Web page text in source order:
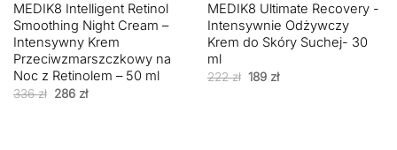
MEDIK8 Intelligent Retinol
Smoothing Night Cream –
Intensywny Krem
Przeciwzmarszczkowy na
Noc z Retinolem – 50 ml
336zł Pierwotna
286 złAktualna
MEDIK8 Ultimate Recovery -
Intensywnie Odżywczy
Krem do Skóry Suchej- 30
ml
222zł Pierwotna
189 złAktualna